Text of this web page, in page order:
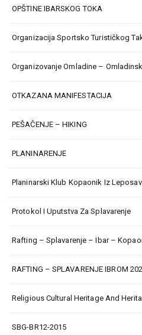
OPŠTINE IBARSKOG TOKA
Organizacija Sportsko Turističkog
Organizovanje Omladine –
OTKAZANA MANIFESTACIJA
PEŠAČENJE – HIKING
PLANINARENJE
Planinarski Klub Kopaonik Iz
Protokol I Uputstva Za Splavarenje
Rafting – Splavarenje – Ibar –
RAFTING – SPLAVARENJE IBROM
Religious Cultural Heritage And
SBG-BR12-2015